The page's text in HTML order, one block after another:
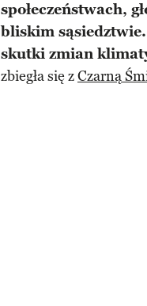
społeczeństwach,
bliskim
skutki zmian
zbiegła się zCzarną